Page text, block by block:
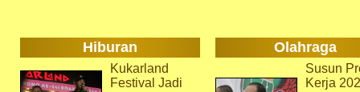
Hiburan Olahraga
Kukarland
Festival Jadi
Susun
Kerja